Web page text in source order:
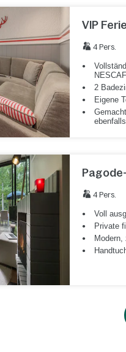
VIP
4 Pers.
2
Eigene
4 Pers.
Voll
Private